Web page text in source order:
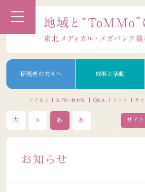
研究者の方々へ 成果と活動
アクセス お問い合わせ Q&A リンク サ
大 小 あ あ
お知らせ